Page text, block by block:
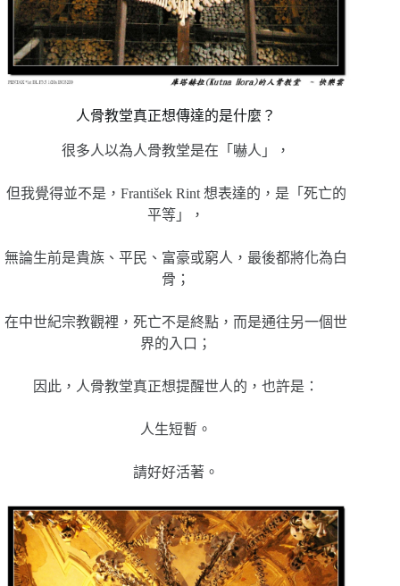
人骨教堂真正想傳達的是什麼？
很多人以為人骨教堂是在「嚇人」，
但我覺得並不是，František Rint 想表達的，是「死亡的
平等」，
無論生前是貴族、平民、富豪或窮人，最後都將化為白
骨；
在中世紀宗教觀裡，死亡不是終點，而是通往另一個世
界的入口；
因此，人骨教堂真正想提醒世人的，也許是：
人生短暫。
請好好活著。